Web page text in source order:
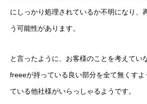
にしっかり処理されているか不明になり、
う可能性があります。
と言ったように、お客様のことを考えてい
freeeが持っている良い部分を全て無くすよ
ている他社様がいらっしゃるようです。